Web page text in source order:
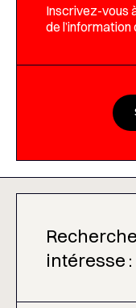
Inscrivez-vous
de
intéresse :